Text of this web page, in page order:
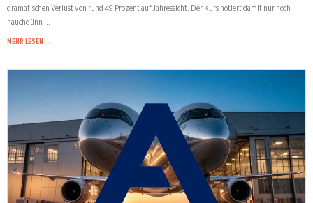
dramatischen Verlust von rund 49 Prozent auf Jahressicht. Der Kurs notiert damit nur noch
hauchdünn …
MEHR LESEN →